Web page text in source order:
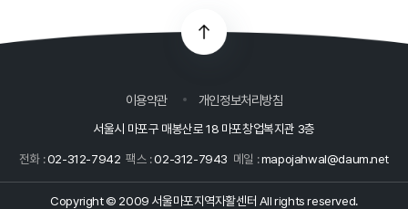
이용약관 개인정보처리방침
서울시 마포구 매봉산로 18 마포창업복지관 3층
전화 :02-312-7942 팩스 :02-312-7943 메일 :mapojahwal@daum.net
Copyright © 2009 서울마포지역자활센터 All rights reserved.